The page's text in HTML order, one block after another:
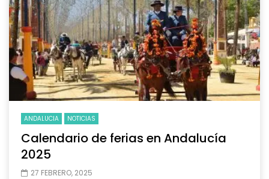
ANDALUCIA NOTICIAS
Calendario de ferias en Andalucía
2025
27 FEBRERO, 2025